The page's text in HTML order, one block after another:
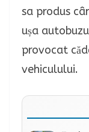
sa produs
ușa
provocat
vehiculului.